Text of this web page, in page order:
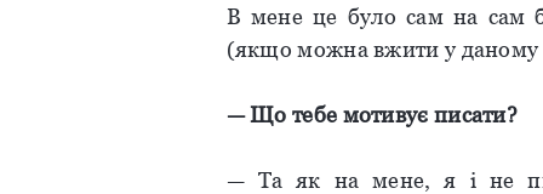
В мене це було сам на сам
(якщо можна вжити у даному
—Що тебе мотивує писати?
— Та як на мене, я і не